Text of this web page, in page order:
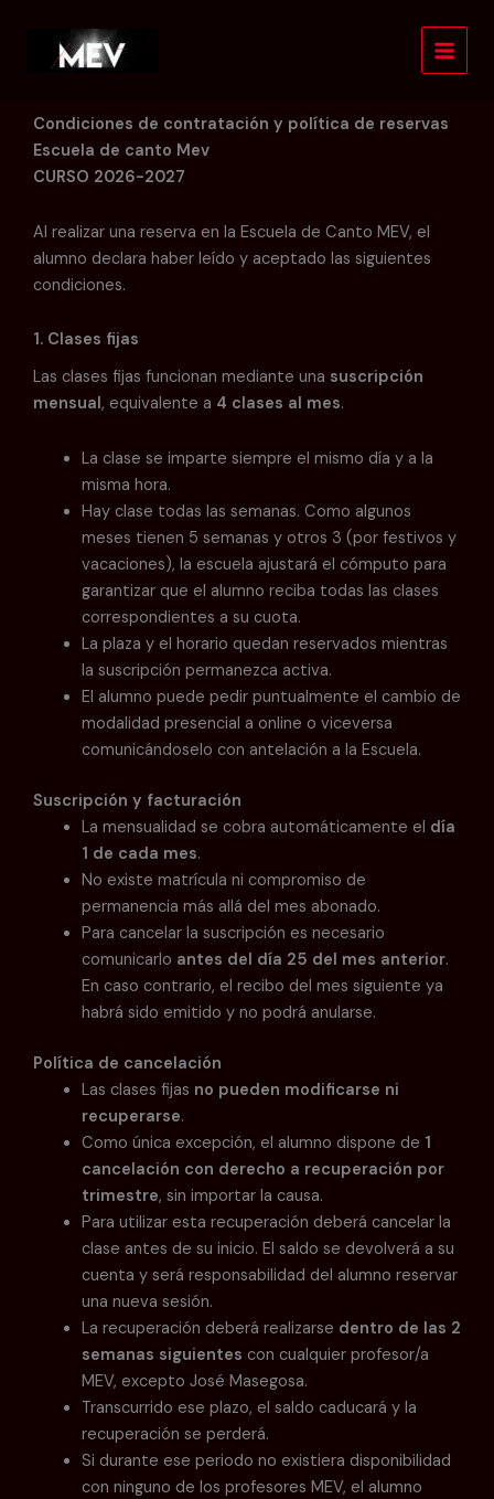
contenido
Condiciones de contratación y política de reservas
Escuela de canto Mev
CURSO 2026-2027
Al realizar una reserva en la Escuela de Canto MEV, el
alumno declara haber leído y aceptado las siguientes
condiciones.
1. Clases fijas
Las clases fijas funcionan mediante una suscripción
mensual, equivalente a 4 clases al mes.
La clase se imparte siempre el mismo día y a la
misma hora.
Hay clase todas las semanas. Como algunos
meses tienen 5 semanas y otros 3 (por festivos y
vacaciones), la escuela ajustará el cómputo para
garantizar que el alumno reciba todas las clases
correspondientes a su cuota.
La plaza y el horario quedan reservados mientras
la suscripción permanezca activa.
El alumno puede pedir puntualmente el cambio de
modalidad presencial a online o viceversa
comunicándoselo con antelación a la Escuela.
Suscripción y facturación
La mensualidad se cobra automáticamente el día
1 de cada mes.
No existe matrícula ni compromiso de
permanencia más allá del mes abonado.
Para cancelar la suscripción es necesario
comunicarlo antes del día 25 del mes anterior.
En caso contrario, el recibo del mes siguiente ya
habrá sido emitido y no podrá anularse.
Política de cancelación
Las clases fijas no pueden modificarse ni
recuperarse.
Como única excepción, el alumno dispone de 1
cancelación con derecho a recuperación por
trimestre, sin importar la causa.
Para utilizar esta recuperación deberá cancelar la
clase antes de su inicio. El saldo se devolverá a su
cuenta y será responsabilidad del alumno reservar
una nueva sesión.
La recuperación deberá realizarse dentro de las 2
semanas siguientes con cualquier profesor/a
MEV, excepto José Masegosa.
Transcurrido ese plazo, el saldo caducará y la
recuperación se perderá.
Si durante ese periodo no existiera disponibilidad
con ninguno de los profesores MEV, el alumno